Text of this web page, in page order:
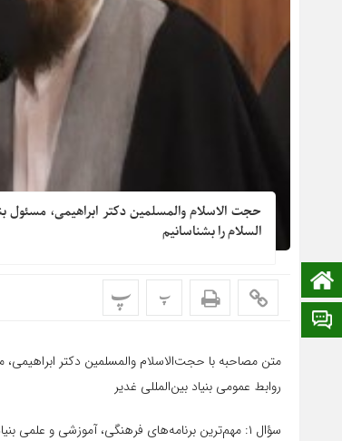
صفحه نخست
حجت الاسلام والمسلمین دکتر ابراهیمی، مسئول
السلام را بشناسانیم
پ پ
متن مصاحبه با حجت‌الاسلام والمسلمین دکتر ابراهیمی،
روابط عمومی بنیاد بین‌المللی غدیر
سؤال ۱: مهم‌ترین برنامه‌های فرهنگی، آموزشی و علمی بنیاد غدیر استان در ایام دهه امامت و ولایت چه بوده‌اند؟